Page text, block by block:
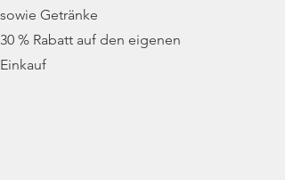
sowie Getränke
30 % Rabatt auf den eigenen
Einkauf